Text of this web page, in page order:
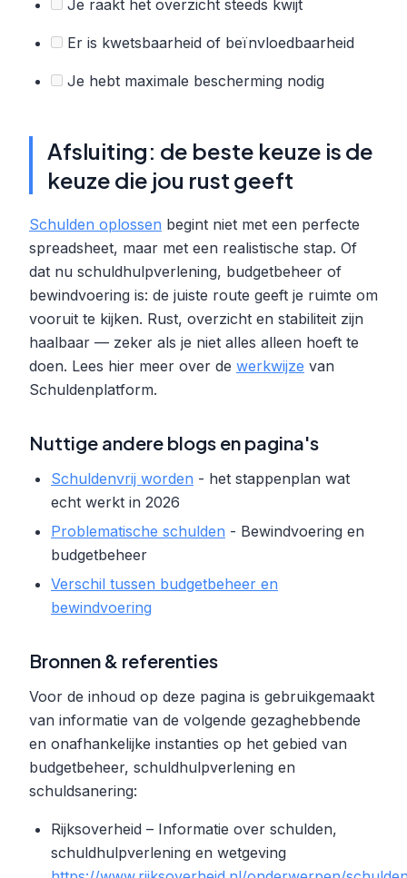
Je raakt het overzicht steeds kwijt
Er is kwetsbaarheid of beïnvloedbaarheid
Je hebt maximale bescherming nodig
Afsluiting: de beste keuze is de
keuze die jou rust geeft
Schulden oplossen begint niet met een perfecte
spreadsheet, maar met een realistische stap. Of
dat nu schuldhulpverlening, budgetbeheer of
bewindvoering is: de juiste route geeft je ruimte om
vooruit te kijken. Rust, overzicht en stabiliteit zijn
haalbaar — zeker als je niet alles alleen hoeft te
doen. Lees hier meer over de werkwijze van
Schuldenplatform.
Nuttige andere blogs en pagina's
Schuldenvrij worden - het stappenplan wat
echt werkt in 2026
Problematische schulden - Bewindvoering en
budgetbeheer
Verschil tussen budgetbeheer en
bewindvoering
Bronnen & referenties
Voor de inhoud op deze pagina is gebruikgemaakt
van informatie van de volgende gezaghebbende
en onafhankelijke instanties op het gebied van
budgetbeheer, schuldhulpverlening en
schuldsanering:
Rijksoverheid – Informatie over schulden,
schuldhulpverlening en wetgeving